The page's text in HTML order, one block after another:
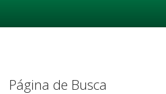
Página de Busca